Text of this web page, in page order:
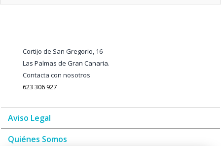
Cortijo de San Gregorio, 16
Las Palmas de Gran Canaria.
Contacta con nosotros
623 306 927
Aviso Legal
Quiénes Somos